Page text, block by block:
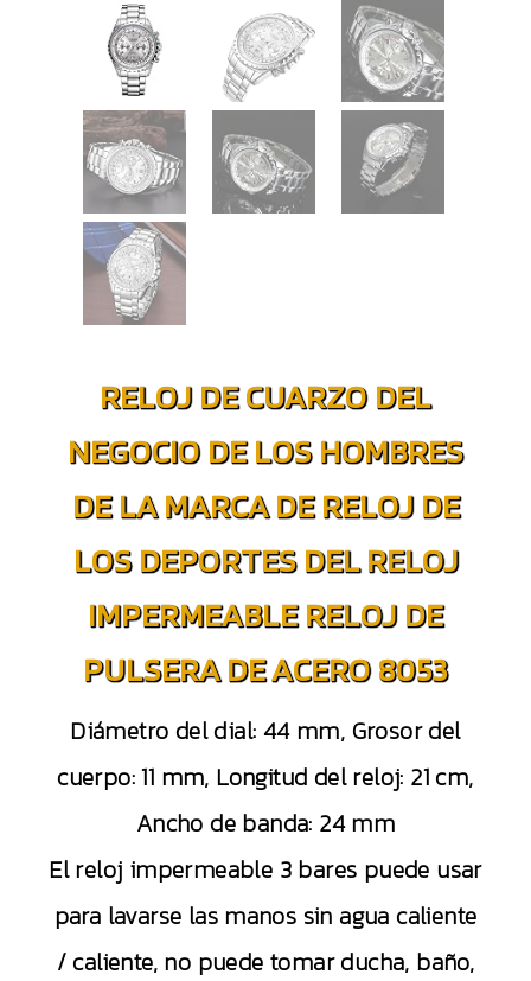
RELOJ DE CUARZO DEL
NEGOCIO DE LOS HOMBRES
DE LA MARCA DE RELOJ DE
LOS DEPORTES DEL RELOJ
IMPERMEABLE RELOJ DE
PULSERA DE ACERO 8053
Diámetro del dial: 44 mm, Grosor del
cuerpo: 11 mm, Longitud del reloj: 21 cm,
Ancho de banda: 24 mm
El reloj impermeable 3 bares puede usar
para lavarse las manos sin agua caliente
/ caliente, no puede tomar ducha, baño,